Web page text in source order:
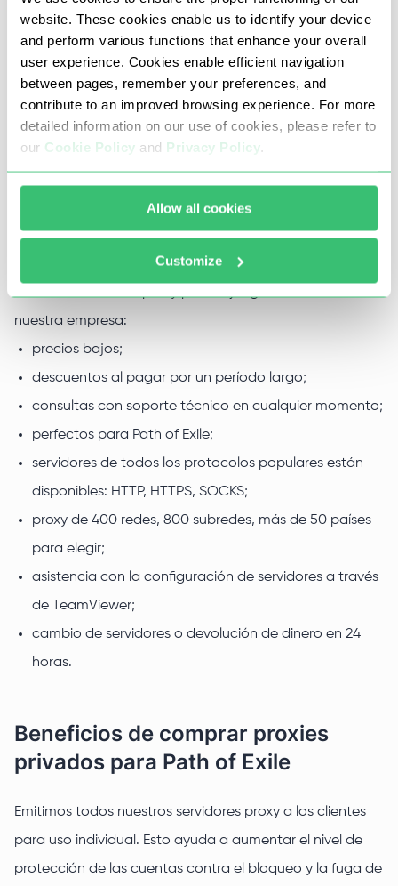
website. These cookies enable us to identify your device
and perform various functions that enhance your overall
user experience. Cookies enable efficient navigation
between pages, remember your preferences, and
contribute to an improved browsing experience. For more
detailed information on our use of cookies, please refer to
our Cookie Policy and Privacy Policy
Allow all cookies
Customize
este juego con velocidades de hasta 1 GB/s, tráfico
ilimitado y tiempo de actividad de hasta el 99%. Puede
probar los proxies seleccionados dentro de las 24 horas.
Por qué debería comprar un proxy
para Path of Exile de Proxy-Seller
Contamos con la confianza de miles de clientes de todo
el mundo. Estas son las razones por las que debe
arrendar servidores proxy para el juego Path of Exile de
nuestra empresa:
precios bajos;
descuentos al pagar por un período largo;
consultas con soporte técnico en cualquier momento;
perfectos para Path of Exile;
servidores de todos los protocolos populares están
disponibles: HTTP, HTTPS, SOCKS;
proxy de 400 redes, 800 subredes, más de 50 países
para elegir;
asistencia con la configuración de servidores a través
de TeamViewer;
cambio de servidores o devolución de dinero en 24
horas.
Beneficios de comprar proxies
privados para Path of Exile
Emitimos todos nuestros servidores proxy a los clientes
para uso individual. Esto ayuda a aumentar el nivel de
protección de las cuentas contra el bloqueo y la fuga de